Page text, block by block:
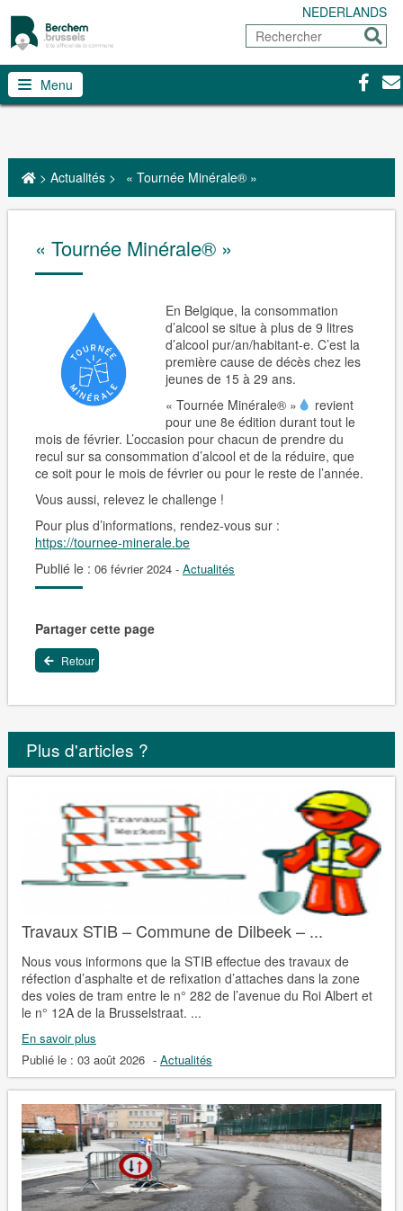
NEDERLANDS
Rechercher
Menu
> Actualités> « Tournée Minérale® »
« Tournée Minérale® »
En Belgique, la consommation
d’alcool se situe à plus de 9 litres
d’alcool pur/an/habitant-e. C’est la
première cause de décès chez les
jeunes de 15 à 29 ans.
« Tournée Minérale®️»
revient
pour une 8e édition durant tout le
mois de février. L’occasion pour chacun de prendre du
recul sur sa consommation d’alcool et de la réduire, que
ce soit pour le mois de février ou pour le reste de l’année.
Vous aussi, relevez le challenge !
Pour plus d’informations, rendez-vous sur :
https://tournee-minerale.be
Publié le : 06 février 2024 - Actualités
Partager cette page
Retour
Plus d'articles ?
Travaux STIB – Commune de Dilbeek – ...
Nous vous informons que la STIB effectue des travaux de
réfection d’asphalte et de refixation d’attaches dans la zone
des voies de tram entre le n° 282 de l’avenue du Roi Albert et
le n° 12A de la Brusselstraat. ...
En savoir plus
Publié le : 03 août 2026 - Actualités